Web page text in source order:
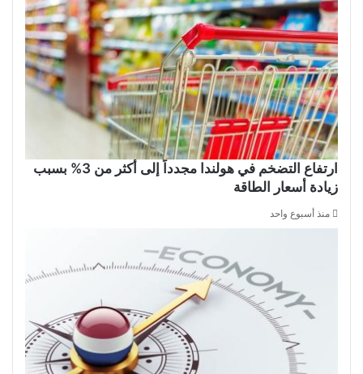
ارتفاع التضخم في هولندا مجدداً إلى أكثر من 3% بسبب
زيادة أسعار الطاقة
منذ أسبوع واحد